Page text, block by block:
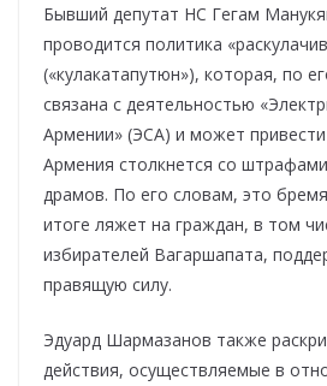
Бывший депутат НС Гегам
проводится политика
(«кулакатапутюн»), которая, по
связана с деятельностью
Армении» (ЭСА) и может
Армения столкнется со
драмов. По его словам, это
итоге ляжет на граждан, в том
избирателей Вагаршапата,
правящую силу.
Эдуард Шармазанов также
действия, осуществляемые в